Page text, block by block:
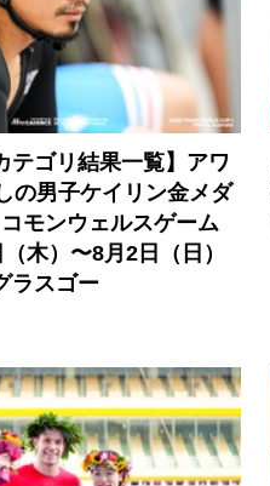
テゴリ結果一覧】アワ
の男子ケイリン金メダ
モンウェルスゲーム
木）〜8月2日（日）
ラスゴー